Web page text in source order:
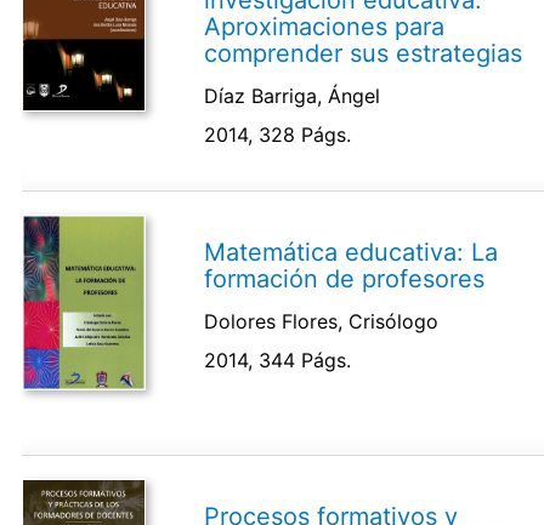
Aproximaciones para
comprender sus estrategias
Díaz Barriga, Ángel
2014, 328 Págs.
Matemática educativa: La
formación de profesores
Dolores Flores, Crisólogo
2014, 344 Págs.
Procesos formativos y